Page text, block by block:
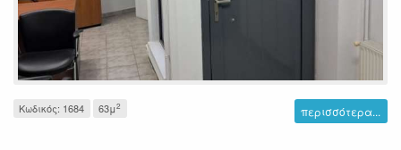
Κωδικός: 1684 63μ2 περισσότερα...